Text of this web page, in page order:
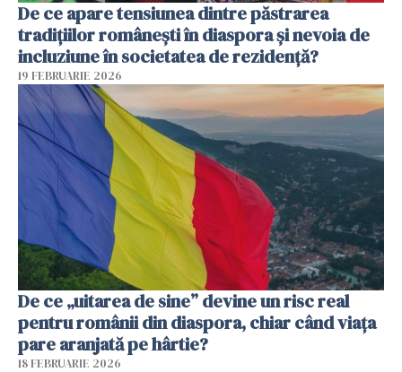
De ce apare tensiunea dintre păstrarea
tradițiilor românești în diaspora și nevoia de
incluziune în societatea de rezidență?
19 FEBRUARIE 2026
De ce „uitarea de sine” devine un risc real
pentru românii din diaspora, chiar când viața
pare aranjată pe hârtie?
18 FEBRUARIE 2026